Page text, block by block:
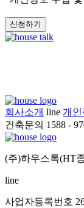
신청하기
회사소개 line 개인
건축문의 1588 -
(주)하우스톡(HT
line
사업자등록번호